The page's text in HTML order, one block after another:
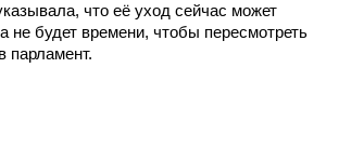
что её уход сейчас может
не будет времени, чтобы пересмотреть
парламент.